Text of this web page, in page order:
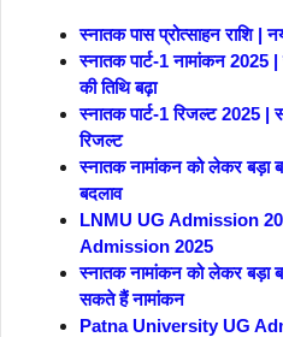
स्नातक पास प्रोत्साहन राशि |
स्नातक पार्ट-1 नामांकन
की तिथि बढ़ा
स्नातक पार्ट-1 रिजल्ट 2025
रिजल्ट
स्नातक नामांकन को लेकर बड़ा
बदलाव
LNMU UG Admission
Admission 2025
स्नातक नामांकन को लेकर बड़ा
सकते हैं नामांकन
Patna University UG